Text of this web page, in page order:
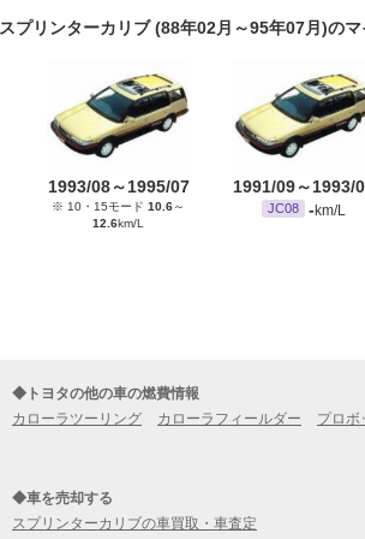
スプリンターカリブ (88年02月～95年07月)の
1993/08～1995/07
※ 10・15モード 10.6～
12.6km/L
1991/09～1993/
JC08 - km/L
◆トヨタの他の車の燃費情報
カローラツーリング
カローラフィールダー プロボ
◆車を売却する
スプリンターカリブの車買取・車査定